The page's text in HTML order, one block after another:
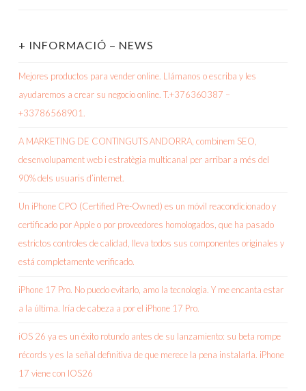
+ INFORMACIÓ – NEWS
Mejores productos para vender online. Llámanos o escriba y les
ayudaremos a crear su negocio online. T.+376360387 –
+33786568901.
A MARKETING DE CONTINGUTS ANDORRA, combinem SEO,
desenvolupament web i estratègia multicanal per arribar a més del
90% dels usuaris d’internet.
Un iPhone CPO (Certified Pre-Owned) es un móvil reacondicionado y
certificado por Apple o por proveedores homologados, que ha pasado
estrictos controles de calidad, lleva todos sus componentes originales y
está completamente verificado.
iPhone 17 Pro. No puedo evitarlo, amo la tecnología. Y me encanta estar
a la última. Iría de cabeza a por el iPhone 17 Pro.
iOS 26 ya es un éxito rotundo antes de su lanzamiento: su beta rompe
récords y es la señal definitiva de que merece la pena instalarla. iPhone
17 viene con IOS26